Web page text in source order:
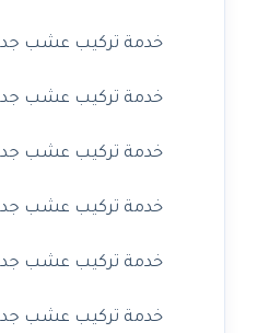
خدمة تركيب عشب
خدمة تركيب عشب
خدمة تركيب عشب
خدمة تركيب عشب
خدمة تركيب عشب
خدمة تركيب عشب